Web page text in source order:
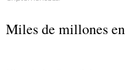
Miles de millones